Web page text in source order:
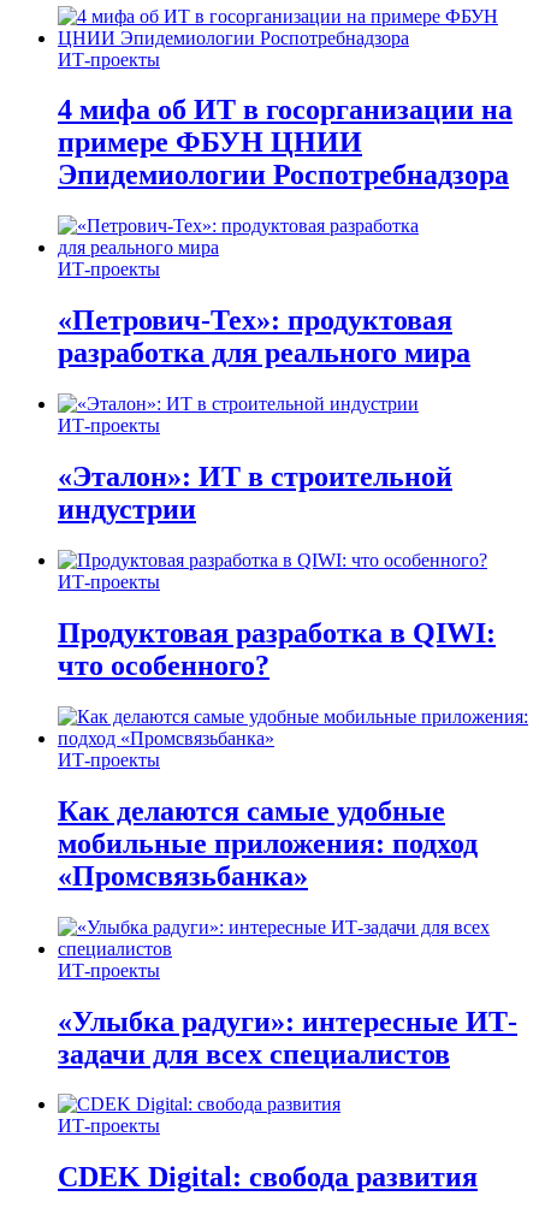
ИТ-проекты
4 мифа об ИТ в госорганизации на
примере ФБУН ЦНИИ
Эпидемиологии Роспотребнадзора
ИТ-проекты
«Петрович-Тех»: продуктовая
разработка для реального мира
ИТ-проекты
«Эталон»: ИТ в строительной
индустрии
ИТ-проекты
Продуктовая разработка в QIWI:
что особенного?
ИТ-проекты
Как делаются самые удобные
мобильные приложения: подход
«Промсвязьбанка»
ИТ-проекты
«Улыбка радуги»: интересные ИТ-
задачи для всех специалистов
ИТ-проекты
CDEK Digital: свобода развития